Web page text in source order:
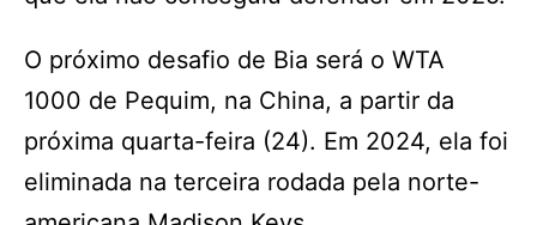
O próximo desafio de Bia será o WTA
1000 de Pequim, na China, a partir da
próxima quarta-feira (24). Em 2024, ela foi
eliminada na terceira rodada pela norte-